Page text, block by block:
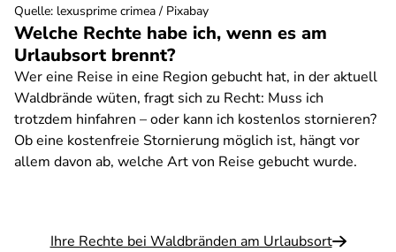
Welche Rechte habe ich, wenn es am
Urlaubsort brennt?
Wer eine Reise in eine Region gebucht hat, in der aktuell
Waldbrände wüten, fragt sich zu Recht: Muss ich
trotzdem hinfahren – oder kann ich kostenlos stornieren?
Ob eine kostenfreie Stornierung möglich ist, hängt vor
allem davon ab, welche Art von Reise gebucht wurde.
Ihre Rechte bei Waldbränden am Urlaubsort
Quelle: lexusprime crimea / Pixabay